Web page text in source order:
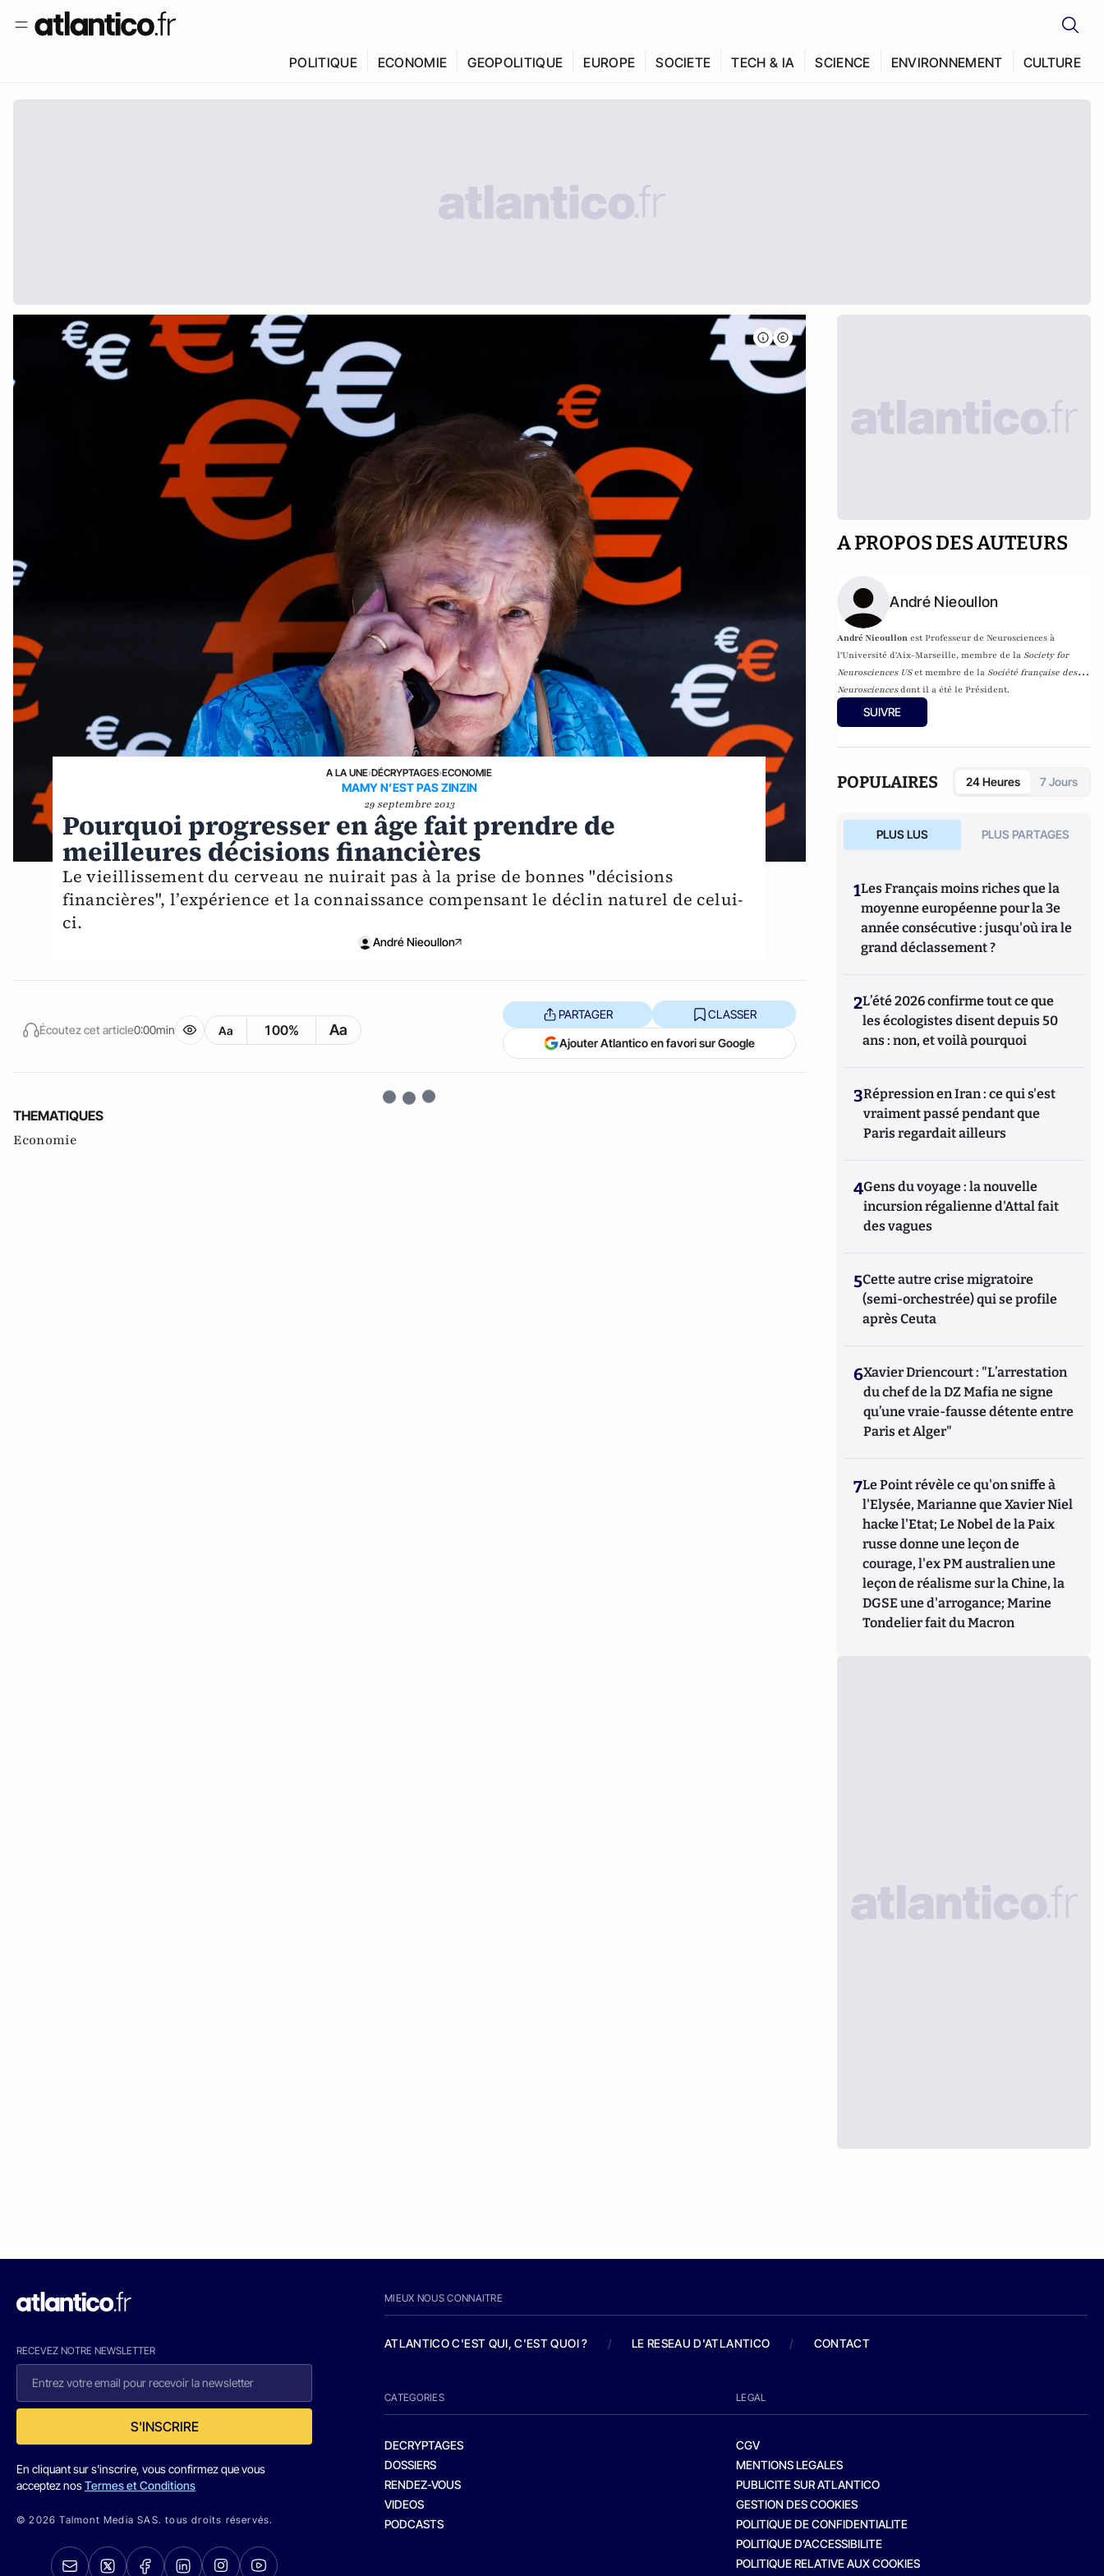
POLITIQUE ECONOMIE GEOPOLITIQUE EUROPE SOCIETE TECH & IA SCIENCE ENVIRONNEMENT CULTURE
A LA UNE›DÉCRYPTAGES›ECONOMIE
MAMY N’EST PAS ZINZIN
29 septembre 2013
Pourquoi progresser en âge fait prendre de
meilleures décisions financières
Le vieillissement du cerveau ne nuirait pas à la prise de bonnes "décisions
financières", l’expérience et la connaissance compensant le déclin naturel de celui-
ci.
André Nieoullon
Écoutez cet article0:00min Aa 100% Aa
PARTAGER CLASSER
Ajouter Atlantico en favori sur Google
THEMATIQUES
Economie
A PROPOS DES AUTEURS
André Nieoullon
André Nieoullon est Professeur de Neurosciences à
l'Université d'Aix-Marseille,membre de laSociety for
Neurosciences USet membre de laSociété française des
Neurosciencesdont il a été le Président.
SUIVRE
POPULAIRES 24 Heures 7 Jours
PLUS LUS PLUS PARTAGES
1Les Français moins riches que la
moyenne européenne pour la 3e
année consécutive : jusqu'où ira le
grand déclassement ?
2L’été 2026 confirme tout ce que
les écologistes disent depuis 50
ans : non, et voilà pourquoi
3Répression en Iran : ce qui s'est
vraiment passé pendant que
Paris regardait ailleurs
4Gens du voyage : la nouvelle
incursion régalienne d'Attal fait
des vagues
5Cette autre crise migratoire
(semi-orchestrée) qui se profile
après Ceuta
6Xavier Driencourt : "L’arrestation
du chef de la DZ Mafia ne signe
qu’une vraie-fausse détente entre
Paris et Alger"
7Le Point révèle ce qu'on sniffe à
l'Elysée, Marianne que Xavier Niel
hacke l'Etat; Le Nobel de la Paix
russe donne une leçon de
courage, l'ex PM australien une
leçon de réalisme sur la Chine, la
DGSE une d'arrogance; Marine
Tondelier fait du Macron
RECEVEZ NOTRE NEWSLETTER
S'INSCRIRE
En cliquant sur s'inscrire, vous confirmez que vous
acceptez nosTermes et Conditions
© 2026 Talmont Media SAS. tous droits réservés.
MIEUX NOUS CONNAITRE
ATLANTICO C'EST QUI, C'EST QUOI ? / LE RESEAU D'ATLANTICO / CONTACT
CATEGORIES
DECRYPTAGES
DOSSIERS
RENDEZ-VOUS
VIDEOS
PODCASTS
LEGAL
CGV
MENTIONS LEGALES
PUBLICITE SUR ATLANTICO
GESTION DES COOKIES
POLITIQUE DE CONFIDENTIALITE
POLITIQUE D’ACCESSIBILITE
POLITIQUE RELATIVE AUX COOKIES